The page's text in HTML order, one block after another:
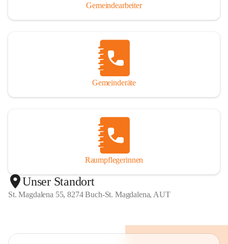
Gemeindearbeiter
Gemeinderäte
Raumpflegerinnen
Unser Standort
St. Magdalena 55, 8274 Buch-St. Magdalena, AUT